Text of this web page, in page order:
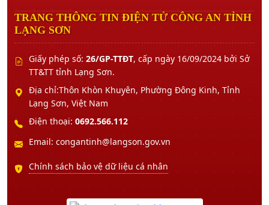
TRANG THÔNG TIN ĐIỆN TỬ CÔNG AN TỈNH
LẠNG SƠN
Giấy phép số: 26/GP-TTĐT, cấp ngày 16/09/2024 bởi Sở
TT&TT tỉnh Lạng Sơn.
Địa chỉ:Thôn Khòn Khuyên, Phường Đông Kinh, Tỉnh
Lạng Sơn, Việt Nam
Điện thoại: 0692.566.112
Email: congantinh@langson.gov.vn
Chính sách bảo vệ dữ liệu cá nhân